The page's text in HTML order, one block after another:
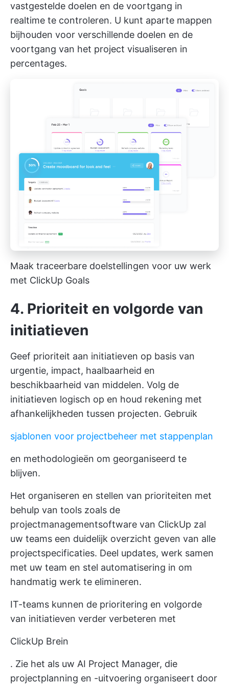
vastgestelde doelen en de voortgang in
realtime te controleren. U kunt aparte mappen
bijhouden voor verschillende doelen en de
voortgang van het project visualiseren in
percentages.
Maak traceerbare doelstellingen voor uw werk
met ClickUp Goals
4. Prioriteit en volgorde van
initiatieven
Geef prioriteit aan initiatieven op basis van
urgentie, impact, haalbaarheid en
beschikbaarheid van middelen. Volg de
initiatieven logisch op en houd rekening met
afhankelijkheden tussen projecten. Gebruik
sjablonen voor projectbeheer met stappenplan
en methodologieën om georganiseerd te
blijven.
Het organiseren en stellen van prioriteiten met
behulp van tools zoals de
projectmanagementsoftware van ClickUp zal
uw teams een duidelijk overzicht geven van alle
projectspecificaties. Deel updates, werk samen
met uw team en stel automatisering in om
handmatig werk te elimineren.
IT-teams kunnen de prioritering en volgorde
van initiatieven verder verbeteren met
ClickUp Brein
. Zie het als uw AI Project Manager, die
projectplanning en -uitvoering organiseert door